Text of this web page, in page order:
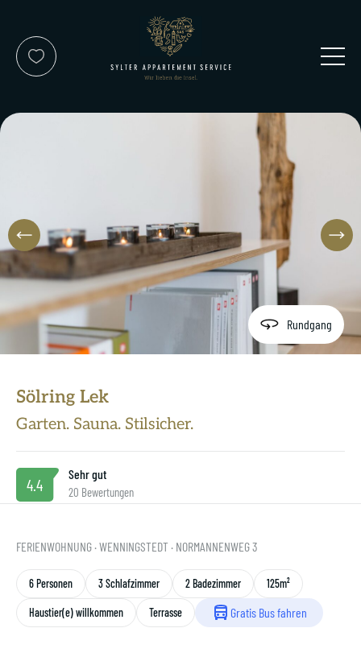
Kontakt
Service-Team
Reisewunsch
Über uns
SAS ist grün
Sölring Lek
Garten. Sauna. Stilsicher.
4.4
Sehr gut
20 Bewertungen
Rundgang
FERIENWOHNUNG · WENNINGSTEDT · NORMANNENWEG 3
6 Personen 3 Schlafzimmer 2 Badezimmer 125m²
Haustier(e) willkommen Terrasse Gratis Bus fahren